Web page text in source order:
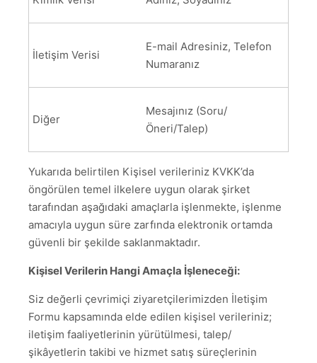
İletişim Verisi
E-mail Adresiniz, Telefon
Numaranız
Diğer
Mesajınız (Soru/
Öneri/Talep)
Yukarıda belirtilen Kişisel verileriniz KVKK’da
öngörülen temel ilkelere uygun olarak şirket
tarafından aşağıdaki amaçlarla işlenmekte, işlenme
amacıyla uygun süre zarfında elektronik ortamda
güvenli bir şekilde saklanmaktadır.
Kişisel Verilerin Hangi Amaçla İşleneceği:
Siz değerli çevrimiçi ziyaretçilerimizden İletişim
Formu kapsamında elde edilen kişisel verileriniz;
iletişim faaliyetlerinin yürütülmesi, talep/
şikâyetlerin takibi ve hizmet satış süreçlerinin